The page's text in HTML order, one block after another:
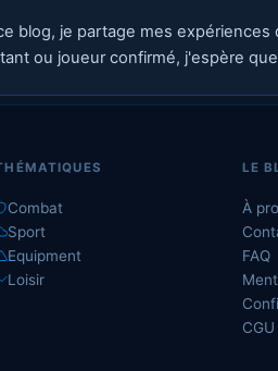
blog, je partage mes
ou joueur confirmé, j'espère
Combat
Sport
Equipment
Loisir
LE
À
FAQ
CGU